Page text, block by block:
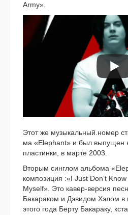
Army».
Этот же музыкальный.номер
ма «Elephant» и был выпу­щен
пла­стин­ки, в мар­те 2003.
Вторым син­глом аль­бо­ма
ком­по­зи­ция :«I Just Don’t
Myself». Это кавер-версия
Бакараком и Дэвидом Хэлом в
это­го года Берту Бакараку,